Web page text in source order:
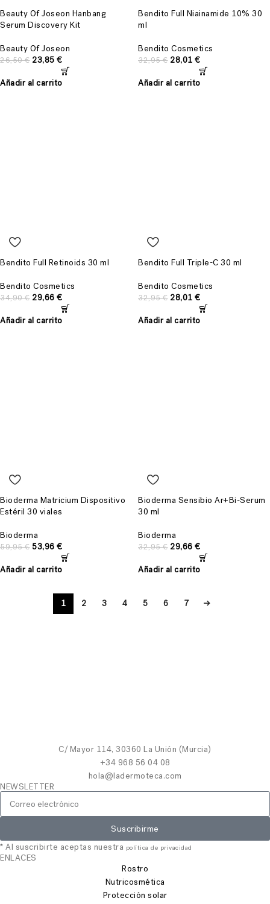
Beauty Of Joseon Hanbang
Serum Discovery Kit
Beauty Of Joseon
26,50€ 23,85 €
Añadir al carrito
Bendito Full Niainamide 10% 30
ml
Bendito Cosmetics
32,95€ 28,01 €
Añadir al carrito
Bendito Full Retinoids 30 ml
Bendito Cosmetics
34,90€ 29,66 €
Añadir al carrito
Bendito Full Triple-C 30 ml
Bendito Cosmetics
32,95€ 28,01 €
Añadir al carrito
Bioderma Matricium Dispositivo
Estéril 30 viales
Bioderma
59,95€ 53,96 €
Añadir al carrito
Bioderma Sensibio Ar+Bi-Serum
30 ml
Bioderma
32,95€ 29,66 €
Añadir al carrito
1 2 3 4 5 6 7 →
C/ Mayor 114, 30360 La Unión (Murcia)
+34 968 56 04 08
hola@ladermoteca.com
NEWSLETTER
Suscribirme
* Al suscribirte aceptas nuestra política de privacidad
ENLACES
Rostro
Nutricosmética
Protección solar